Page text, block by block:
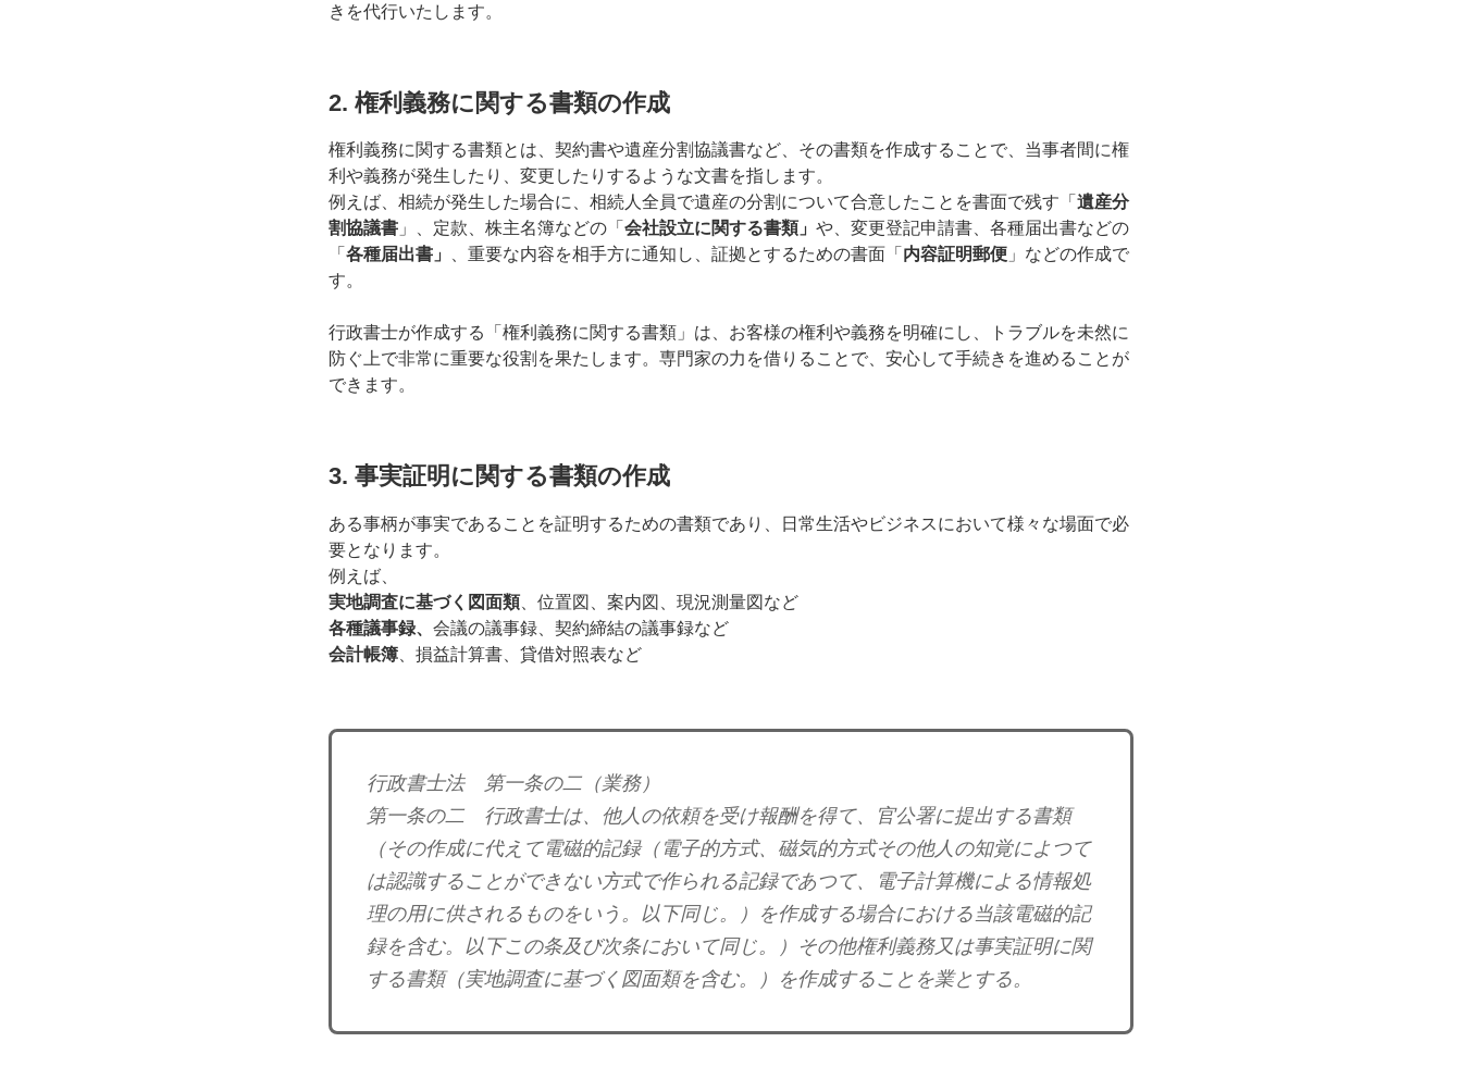
きを代行いたします。
2. 権利義務に関する書類の作成
権利義務に関する書類とは、契約書や遺産分割協議書など、その書類を作成することで、当事者間に権
利や義務が発生したり、変更したりするような文書を指します。
例えば、相続が発生した場合に、相続人全員で遺産の分割について合意したことを書面で残す「 遺産分
割協議書 」、定款、株主名簿などの「 会社設立に関する書類」 や、変更登記申請書、各種届出書などの
「 各種届出書」 、重要な内容を相手方に通知し、証拠とするための書面「 内容証明郵便 」などの作成で
す。
行政書士が作成する「権利義務に関する書類」は、お客様の権利や義務を明確にし、トラブルを未然に
防ぐ上で非常に重要な役割を果たします。専門家の力を借りることで、安心して手続きを進めることが
できます。
3. 事実証明に関する書類の作成
ある事柄が事実であることを証明するための書類であり、日常生活やビジネスにおいて様々な場面で必
要となります。
例えば、
実地調査に基づく図面類、位置図、案内図、現況測量図など
各種議事録、 会議の議事録、契約締結の議事録など
会計帳簿 、損益計算書、貸借対照表など
行政書士法 第一条の二（業務）
第一条の二 行政書士は、他人の依頼を受け報酬を得て、官公署に提出する書類
（その作成に代えて電磁的記録（電子的方式、磁気的方式その他人の知覚によつて
は認識することができない方式で作られる記録であつて、電子計算機による情報処
理の用に供されるものをいう。以下同じ。）を作成する場合における当該電磁的記
録を含む。以下この条及び次条において同じ。）その他権利義務又は事実証明に関
する書類（実地調査に基づく図面類を含む。）を作成することを業とする。